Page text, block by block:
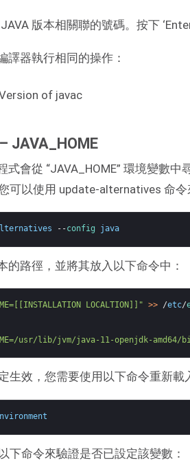
版本相關聯的號碼。按下
譯器執行相同的操作：
JAVA_HOME
式會從 “JAVA_HOME” 環境變數
可以使用 update-alternatives 命
--config java
的路徑，並將其放入以下命令中：
LOCALTION]]" >> /etc/
usr/lib/jvm/java-11-openjdk-amd64/
生效，您需要使用以下命令重新載
下命令來驗證是否已設定該變數：